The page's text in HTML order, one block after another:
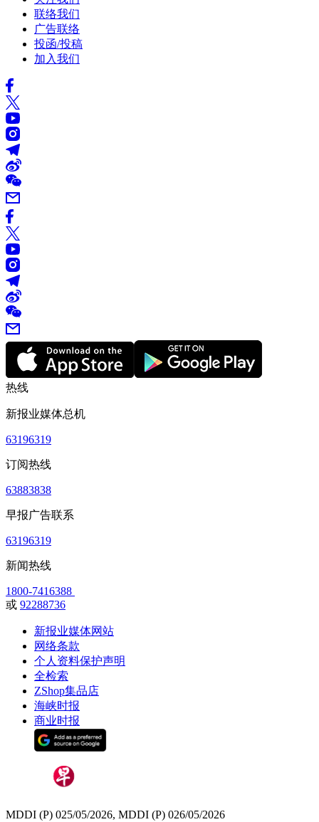
联络我们
广告联络
投函/投稿
加入我们
热线
新报业媒体总机
63196319
订阅热线
63883838
早报广告联系
63196319
新闻热线
1800-7416388
或 92288736
新报业媒体网站
网络条款
个人资料保护声明
全检索
ZShop集品店
海峡时报
商业时报
MDDI (P) 025/05/2026, MDDI (P) 026/05/2026